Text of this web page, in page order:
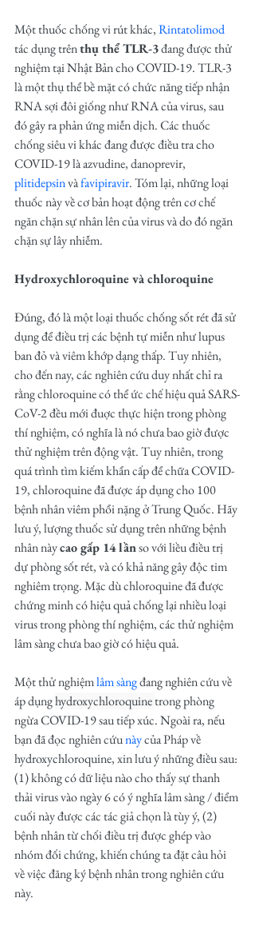
Một thuốc chống vi rút khác, Rintatolimod
tác dụng trên thụ thể TLR-3 đang được thử
nghiệm tại Nhật Bản cho COVID-19. TLR-3
là một thụ thể bề mặt có chức năng tiếp nhận
RNA sợi đôi giống như RNA của virus, sau
đó gây ra phản ứng miễn dịch. Các thuốc
chống siêu vi khác đang được điều tra cho
COVID-19 là azvudine, danoprevir,
plitidepsin và favipiravir. Tóm lại, những loại
thuốc này về cơ bản hoạt động trên cơ chế
ngăn chặn sự nhân lên của virus và do đó ngăn
chặn sự lây nhiễm.
Hydroxychloroquine và chloroquine
Đúng, đó là một loại thuốc chống sốt rét đã sử
dụng để điều trị các bệnh tự miễn như lupus
ban đỏ và viêm khớp dạng thấp. Tuy nhiên,
cho đến nay, các nghiên cứu duy nhất chỉ ra
rằng chloroquine có thể ức chế hiệu quả SARS-
CoV-2 đều mới đuợc thực hiện trong phòng
thí nghiệm, có nghĩa là nó chưa bao giờ được
thử nghiệm trên động vật. Tuy nhiên, trong
quá trình tìm kiếm khẩn cấp để chữa COVID-
19, chloroquine đã được áp dụng cho 100
bệnh nhân viêm phổi nặng ở Trung Quốc. Hãy
lưu ý, lượng thuốc sử dụng trên những bệnh
nhân này cao gấp 14 lần so với liều điều trị
dự phòng sốt rét, và có khả năng gây độc tim
nghiêm trọng. Mặc dù chloroquine đã được
chứng minh có hiệu quả chống lại nhiều loại
virus trong phòng thí nghiệm, các thử nghiệm
lâm sàng chưa bao giờ có hiệu quả.
Một thử nghiệmlâm sàng đang nghiên cứu về
áp dụng hydroxychloroquine trong phòng
ngừa COVID-19 sau tiếp xúc. Ngoài ra, nếu
bạn đã đọc nghiên cứu này của Pháp về
hydroxychloroquine, xin lưu ý những điều sau:
(1) không có dữ liệu nào cho thấy sự thanh
thải virus vào ngày 6 có ý nghĩa lâm sàng / điểm
cuối này được các tác giả chọn là tùy ý, (2)
bệnh nhân từ chối điều trị được ghép vào
nhóm đối chứng, khiến chúng ta đặt câu hỏi
về việc đăng ký bệnh nhân trong nghiên cứu
này.